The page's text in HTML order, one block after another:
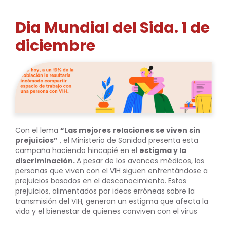
Dia Mundial del Sida. 1 de
diciembre
Con el lema “Las mejores relaciones se viven sin
prejuicios” , el Ministerio de Sanidad presenta esta
campaña haciendo hincapié en el estigma y la
discriminación.A pesar de los avances médicos, las
personas que viven con el VIH siguen enfrentándose a
prejuicios basados en el desconocimiento. Estos
prejuicios, alimentados por ideas erróneas sobre la
transmisión del VIH, generan un estigma que afecta la
vida y el bienestar de quienes conviven con el virus